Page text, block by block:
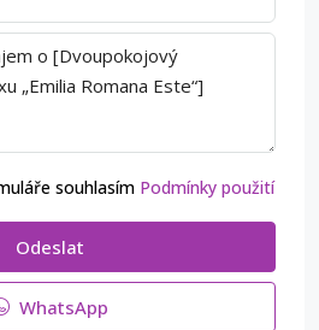
souhlasím Podmínky použití
Odeslat
WhatsApp